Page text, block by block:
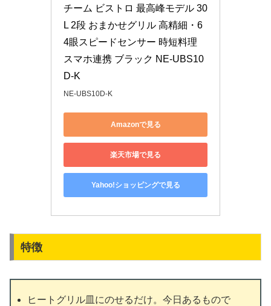
チーム ビストロ 最高峰モデル 30
L 2段 おまかせグリル 高精細・6
4眼スピードセンサー 時短料理
スマホ連携 ブラック NE-UBS10
D-K
NE-UBS10D-K
Amazonで見る
楽天市場で見る
Yahoo!ショッピングで見る
特徴
ヒートグリル皿にのせるだけ。今日あるもので